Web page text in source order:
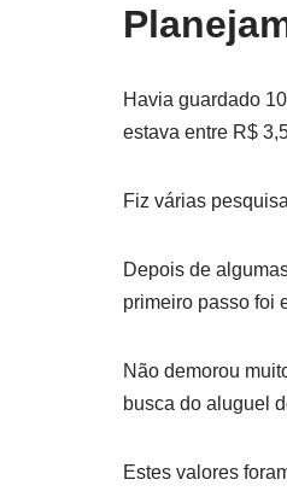
Havia guardado
estava entre R$
Fiz várias
Depois de
primeiro passo foi
Não demorou
busca do aluguel
Estes valores